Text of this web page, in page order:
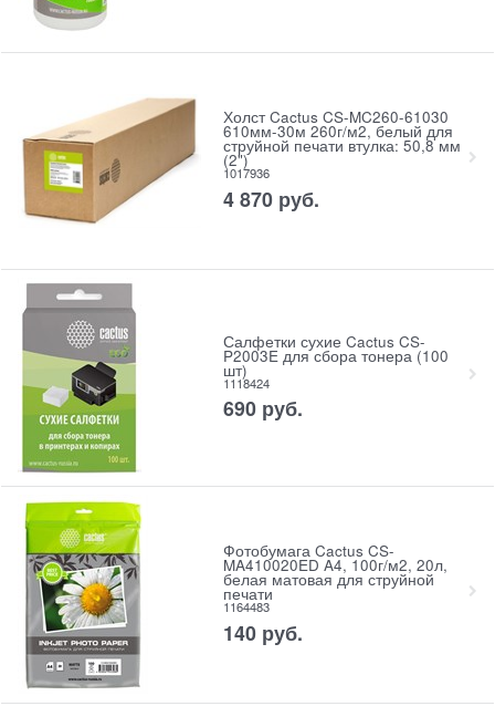
Холст Cactus CS-MC260-61030
610мм-30м 260г/м2, белый для
струйной печати втулка: 50,8 мм
(2")
1017936
4 870 руб.
Салфетки сухие Cactus CS-
P2003E для сбора тонера (100
шт)
1118424
690 руб.
Фотобумага Cactus CS-
MA410020ED A4, 100г/м2, 20л,
белая матовая для струйной
печати
1164483
140 руб.